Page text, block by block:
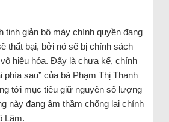
tinh giản bộ máy chính quyền đang
thất bại, bởi nó sẽ bị chính sách
hiệu hóa. Đấy là chưa kể, chính
phía sau” của bà Phạm Thị Thanh
tới mục tiêu giữ nguyên số lượng
này đang âm thầm chống lại chính
Lâm.